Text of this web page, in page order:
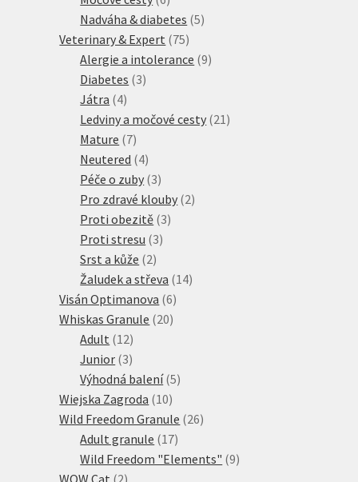
produktů
Nadváha & diabetes 55
Veterinary & Expert 7575
produktů
Alergie a intolerance 99
Diabetes 33
Játra 44
produkty
Ledviny a močové cesty 21 21
Mature 77
produktů
Neutered 44
produkty
Péče o zuby 33
produkty
Pro zdravé klouby 22
Proti obezitě 33
Proti stresu 33
Srst a kůže 22
produkty
Žaludek a střeva 1414
Visán Optimanova 66
produktů
Whiskas Granule 2020
Adult 1212
produktů
Junior 33
produkty
Výhodná balení 55
Wiejska Zagroda 1010
produktů
Wild Freedom Granule 2626
Adult granule 1717
produktů
Wild Freedom "Elements" 99
WOW Cat 22